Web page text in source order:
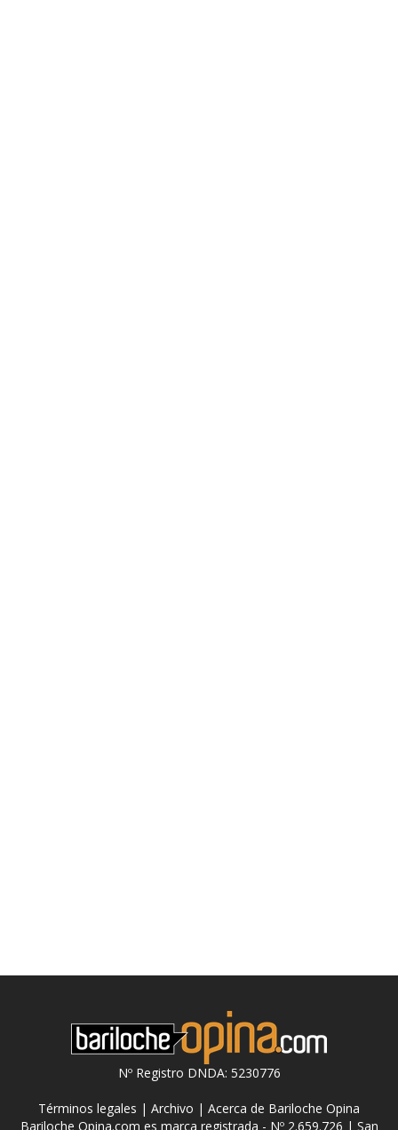
Nº Registro DNDA: 5230776
Términos legales | Archivo | Acerca de Bariloche Opina
Bariloche Opina.com es marca registrada - Nº 2.659.726 | San